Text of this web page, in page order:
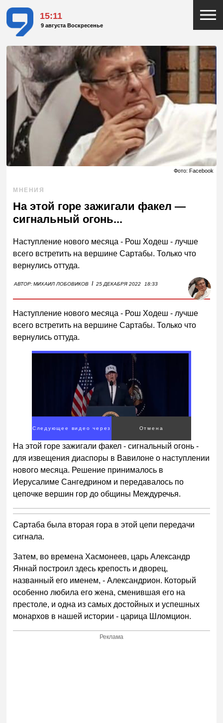
15:12
9 августа Воскресенье
Фото: Facebook
МНЕНИЯ
На этой горе зажигали факел —
сигнальный огонь...
Наступление нового месяца - Рош Ходеш - лучше
всего встретить на вершине Сартабы. Только что
вернулись оттуда.
АВТОР:МИХАИЛ ЛОБОВИКОВ I 25 ДЕКАБРЯ 2022 18:33
Наступление нового месяца - Рош Ходеш - лучше
всего встретить на вершине Сартабы. Только что
вернулись оттуда.
Следующее видео через
1
Отмена
На этой горе зажигали факел - сигнальный огонь -
для извещения диаспоры в Вавилоне о наступлении
нового месяца. Решение принималось в
Иерусалиме Сангедрином и передавалось по
цепочке вершин гор до общины Междуречья.
Сартаба была вторая гора в этой цепи передачи
сигнала.
Затем, во времена Хасмонеев, царь Александр
Яннай построил здесь крепость и дворец,
названный его именем, - Александрион. Который
особенно любила его жена, сменившая его на
престоле, и одна из самых достойных и успешных
монархов в нашей истории - царица Шломцион.
Реклама